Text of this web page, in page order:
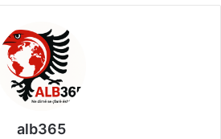
alb365